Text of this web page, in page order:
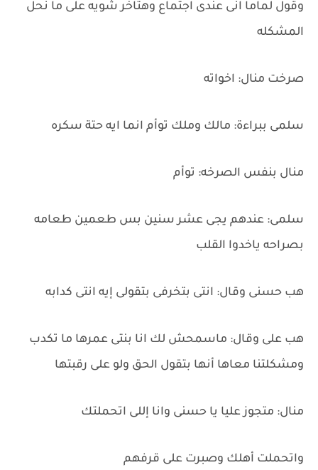
وقول لماما انى عندى اجتماع وهتاخر شويه على ما نحل
المشكله
صرخت منال: اخواته
سلمى ببراءة: مالك وملك توأم انما ايه حتة سكره
منال بنفس الصرخه: توأم
سلمى: عندهم يجى عشر سنين بس طعمين طعامه
بصراحه ياخدوا القلب
هب حسنى وقال: انتى بتخرفى بتقولى إيه انتى كدابه
هب على وقال: ماسمحش لك انا بنتى عمرها ما تكدب
ومشكلتنا معاها أنها بتقول الحق ولو على رقبتها
منال: متجوز عليا يا حسنى وانا إللى اتحملتك
واتحملت أهلك وصبرت على قرفهم